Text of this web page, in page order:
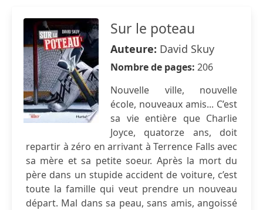
Sur le poteau
Auteure: David Skuy
Nombre de pages: 206
Nouvelle ville, nouvelle
école, nouveaux amis... C’est
sa vie entière que Charlie
Joyce, quatorze ans, doit
repartir à zéro en arrivant à Terrence Falls avec
sa mère et sa petite soeur. Après la mort du
père dans un stupide accident de voiture, c’est
toute la famille qui veut prendre un nouveau
départ. Mal dans sa peau, sans amis, angoissé